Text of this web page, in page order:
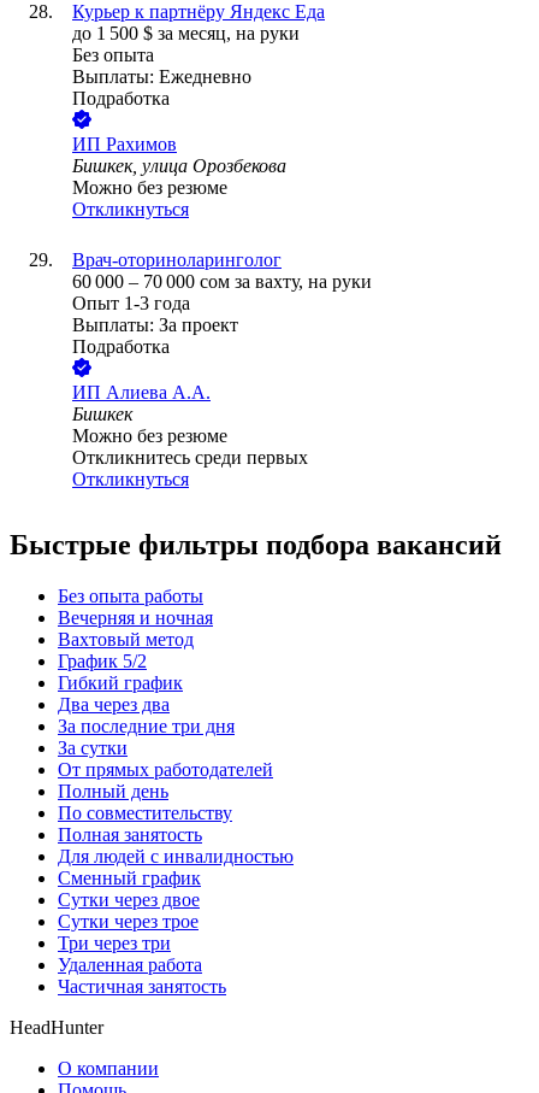
Курьер к партнёру Яндекс Еда
до 1 500 $ за месяц, на руки
Без опыта
Выплаты: Ежедневно
Подработка
ИП Рахимов
Бишкек, улица Орозбекова
Можно без резюме
Откликнуться
Врач-оториноларинголог
60 000 – 70 000 сом за вахту, на руки
Опыт 1-3 года
Выплаты: За проект
Подработка
ИП Алиева А.А.
Бишкек
Можно без резюме
Откликнитесь среди первых
Откликнуться
Быстрые фильтры подбора вакансий
Без опыта работы
Вечерняя и ночная
Вахтовый метод
График 5/2
Гибкий график
Два через два
За последние три дня
За сутки
От прямых работодателей
Полный день
По совместительству
Полная занятость
Для людей с инвалидностью
Сменный график
Сутки через двое
Сутки через трое
Три через три
Удаленная работа
Частичная занятость
HeadHunter
О компании